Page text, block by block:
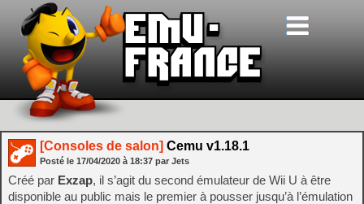
[Consoles de salon] Cemu v1.18.1
Posté le 17/04/2020 à 18:37 par Jets
Créé par Exzap, il s’agit du second émulateur de Wii U à être
disponible au public mais le premier à pousser jusqu’à l’émulation